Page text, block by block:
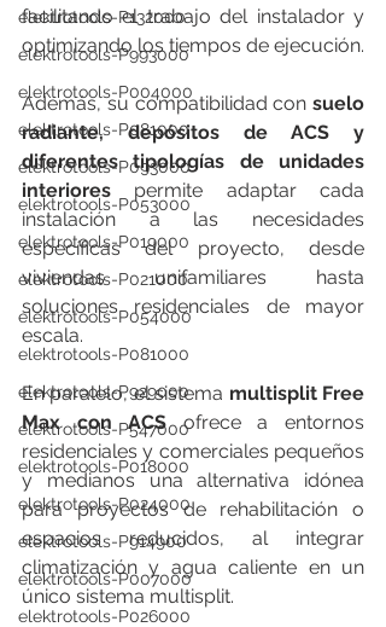
elektrotools-P132000
elektrotools-P993000
elektrotools-P004000
elektrotools-P081000
elektrotools-P093000
elektrotools-P053000
elektrotools-P019000
elektrotools-P021000
elektrotools-P054000
elektrotools-P081000
elektrotools-P929000
elektrotools-P547000
elektrotools-P018000
elektrotools-P024000
elektrotools-P914900
elektrotools-P007000
elektrotools-P026000
facilitando el trabajo del instalador y
optimizando los tiempos de ejecución.
Además, su compatibilidad con suelo
radiante, depósitos de ACS y
diferentes tipologías de unidades
interiores permite adaptar cada
instalación a las necesidades
específicas del proyecto, desde
viviendas unifamiliares hasta
soluciones residenciales de mayor
escala.
En paralelo, el sistema multisplit Free
Max con ACS ofrece a entornos
residenciales y comerciales pequeños
y medianos una alternativa idónea
para proyectos de rehabilitación o
espacios reducidos, al integrar
climatización y agua caliente en un
único sistema multisplit.